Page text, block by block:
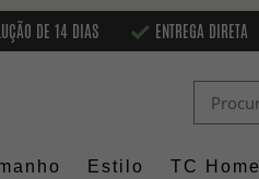
DE 14 DIAS ENTREGA DIRETA
Estilo TC Home